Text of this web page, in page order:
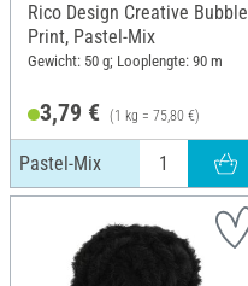
Rico Design Creative Bubble
Print, Pastel-Mix
Gewicht: 50 g; Looplengte: 90 m
3,79 € (1 kg = 75,80 €)
Pastel-Mix